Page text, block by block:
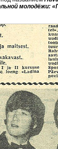
молодёжи: